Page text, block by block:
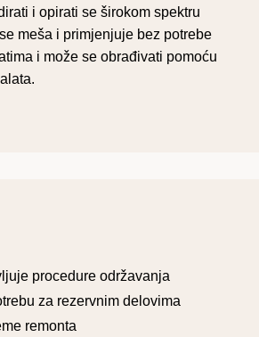
i opirati se širokom spektru
meša i primjenjuje bez potrebe
i može se obrađivati pomoću
procedure održavanja
za rezervnim delovima
remonta